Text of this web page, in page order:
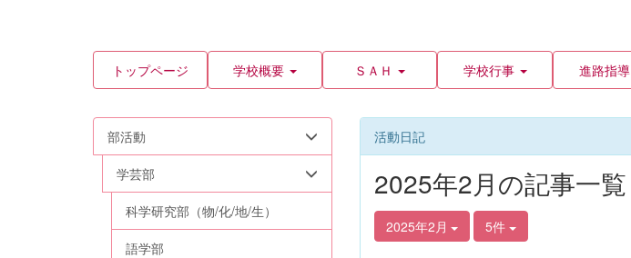
トップページ 学校概要 ＳＡＨ 学校行事 進路指導
活動日記
2025年2月の記事一覧
2025年2月 5件
部活動
学芸部
科学研究部（物/化/地/生）
語学部